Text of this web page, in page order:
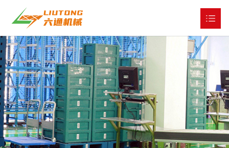
网站首页
关于我们
产品展示 
工程与服务 
公司新闻 